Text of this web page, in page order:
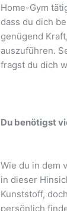
Home-Gym
dass du dich
genügend
auszuführen.
fragst du dich
Du benötigst
Wie du in dem
in dieser
Kunststoff,
persönlich